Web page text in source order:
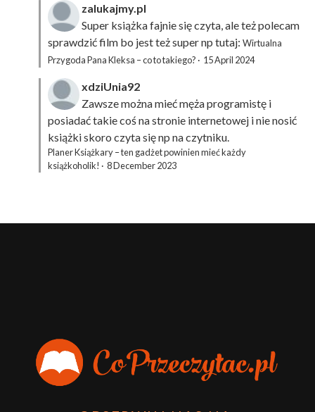
zalukajmy.pl
Super książka fajnie się czyta, ale też polecam
sprawdzić film bo jest też super np tutaj: Wirtualna
Przygoda Pana Kleksa – co to takiego? · 15 April 2024
xdziUnia92
Zawsze można mieć męża programistę i
posiadać takie coś na stronie internetowej i nie nosić
książki skoro czyta się np na czytniku.
Planer Książkary – ten gadżet powinien mieć każdy
książkoholik! · 8 December 2023